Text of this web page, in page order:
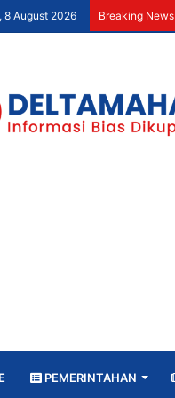
8 August 2026 Breaking News
PEMERINTAHAN